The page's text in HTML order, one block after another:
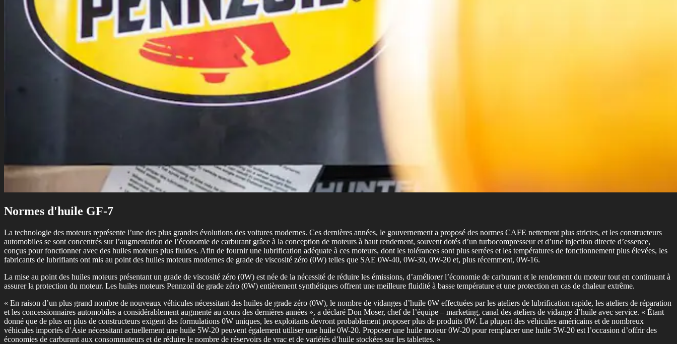
Normes d'huile GF-7
La technologie des moteurs représente l’une des plus grandes évolutions des voitures modernes. Ces dernières années, le gouvernement a proposé des normes CAFE nettement plus strictes, et les constructeurs
automobiles se sont concentrés sur l’augmentation de l’économie de carburant grâce à la conception de moteurs à haut rendement, souvent dotés d’un turbocompresseur et d’une injection directe d’essence,
conçus pour fonctionner avec des huiles moteurs plus fluides. Afin de fournir une lubrification adéquate à ces moteurs, dont les tolérances sont plus serrées et les températures de fonctionnement plus élevées, les
fabricants de lubrifiants ont mis au point des huiles moteurs modernes de grade de viscosité zéro (0W) telles que SAE 0W-40, 0W-30, 0W-20 et, plus récemment, 0W-16.
La mise au point des huiles moteurs présentant un grade de viscosité zéro (0W) est née de la nécessité de réduire les émissions, d’améliorer l’économie de carburant et le rendement du moteur tout en continuant à
assurer la protection du moteur. Les huiles moteurs Pennzoil de grade zéro (0W) entièrement synthétiques offrent une meilleure fluidité à basse température et une protection en cas de chaleur extrême.
« En raison d’un plus grand nombre de nouveaux véhicules nécessitant des huiles de grade zéro (0W), le nombre de vidanges d’huile 0W effectuées par les ateliers de lubrification rapide, les ateliers de réparation
et les concessionnaires automobiles a considérablement augmenté au cours des dernières années », a déclaré Don Moser, chef de l’équipe – marketing, canal des ateliers de vidange d’huile avec service. « Étant
donné que de plus en plus de constructeurs exigent des formulations 0W uniques, les exploitants devront probablement proposer plus de produits 0W. La plupart des véhicules américains et de nombreux
véhicules importés d’Asie nécessitant actuellement une huile 5W-20 peuvent également utiliser une huile 0W-20. Proposer une huile moteur 0W-20 pour remplacer une huile 5W-20 est l’occasion d’offrir des
économies de carburant aux consommateurs et de réduire le nombre de réservoirs de vrac et de variétés d’huile stockées sur les tablettes. »